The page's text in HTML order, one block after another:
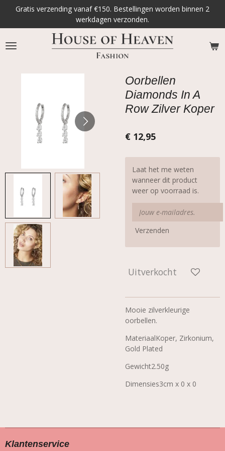
naar
de
hoofdinhoud
Gratis verzending vanaf €150. Bestellingen worden binnen 2
werkdagen verzonden.
Oorbellen
Diamonds In A
Row Zilver Koper
€ 12,95
Laat het me weten
wanneer dit product
weer op voorraad is.
Verzenden
Uitverkocht
Mooie zilverkleurige
oorbellen.
MateriaalKoper, Zirkonium,
Gold Plated
Gewicht2.50g
Dimensies3cm x 0 x 0
Klantenservice